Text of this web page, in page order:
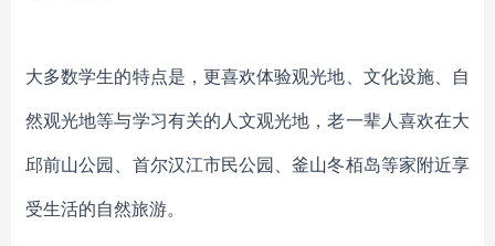
大多数学生的特点是，更喜欢体验观光地、文化设施、自
然观光地等与学习有关的人文观光地，老一辈人喜欢在大
邱前山公园、首尔汉江市民公园、釜山冬栢岛等家附近享
受生活的自然旅游。